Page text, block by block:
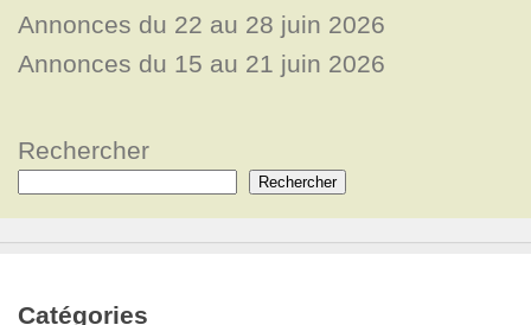
Annonces du 22 au 28 juin 2026
Annonces du 15 au 21 juin 2026
Rechercher
Rechercher
Catégories